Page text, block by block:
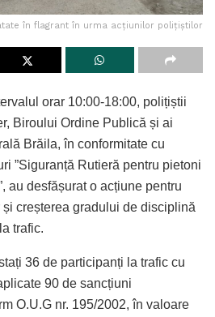
în flagrant în urma acțiunilor polițiștilor
orar 10:00-18:00, polițiștii
Biroului Ordine Publică și ai
Brăila, în conformitate cu
”Siguranță Rutieră pentru pietoni
au desfășurat o acțiune pentru
creșterea gradului de disciplină
trafic.
36 de participanți la trafic cu
90 de sancțiuni
O.U.G nr. 195/2002, în valoare